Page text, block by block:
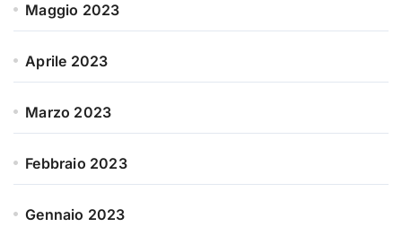
Maggio 2023
Aprile 2023
Marzo 2023
Febbraio 2023
Gennaio 2023